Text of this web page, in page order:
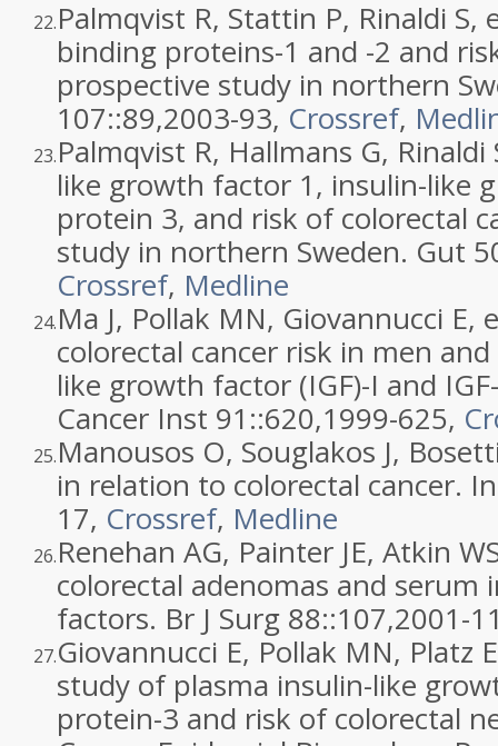
22.Palmqvist R, Stattin P, Rinaldi S,
binding proteins-1 and -2 and
prospective study in northern
107::89,2003-93, Crossref,
23.Palmqvist R, Hallmans G,
like growth factor 1, insulin-like
protein 3, and risk of colorectal
study in northern Sweden. Gut
Crossref, Medline
24.Ma J, Pollak MN, Giovannucci
colorectal cancer risk in men
like growth factor (IGF)-I and
Cancer Inst 91::620,1999-625,
25.Manousos O, Souglakos J,
in relation to colorectal cancer.
17, Crossref, Medline
26.Renehan AG, Painter JE, Atkin
colorectal adenomas and serum
factors. Br J Surg 88::107,2001-
27.Giovannucci E, Pollak MN, Platz
study of plasma insulin-like
protein-3 and risk of colorectal